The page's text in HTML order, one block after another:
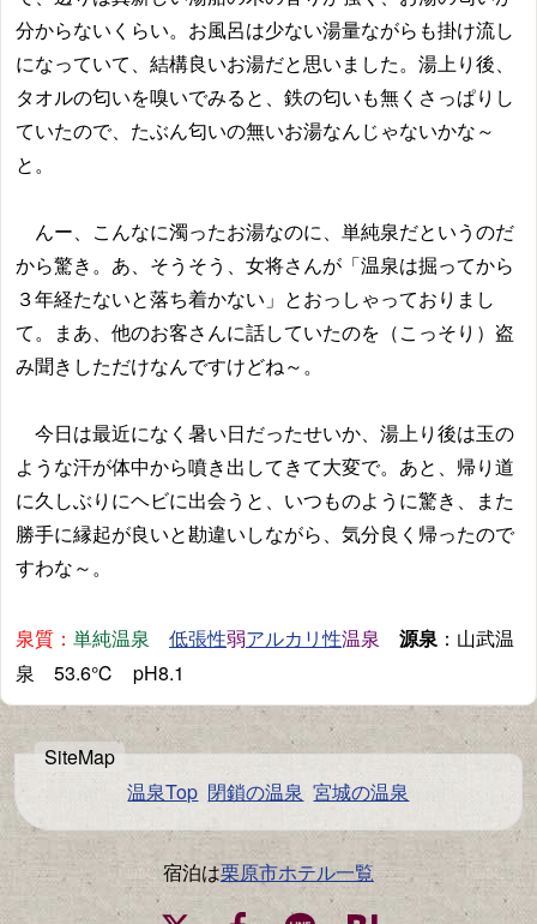
分からないくらい。お風呂は少ない湯量ながらも掛け流し
になっていて、結構良いお湯だと思いました。湯上り後、
タオルの匂いを嗅いでみると、鉄の匂いも無くさっぱりし
ていたので、たぶん匂いの無いお湯なんじゃないかな～
と。
んー、こんなに濁ったお湯なのに、単純泉だというのだ
から驚き。あ、そうそう、女将さんが「温泉は掘ってから
３年経たないと落ち着かない」とおっしゃっておりまし
て。まあ、他のお客さんに話していたのを（こっそり）盗
み聞きしただけなんですけどね～。
今日は最近になく暑い日だったせいか、湯上り後は玉の
ような汗が体中から噴き出してきて大変で。あと、帰り道
に久しぶりにヘビに出会うと、いつものように驚き、また
勝手に縁起が良いと勘違いしながら、気分良く帰ったので
すわな～。
泉質： 単純温泉 低張性弱アルカリ性温泉 源泉 ：山武温
泉 53.6℃ pH8.1
温泉Top 閉鎖の温泉 宮城の温泉
宿泊は栗原市ホテル一覧